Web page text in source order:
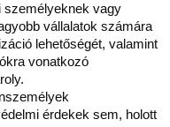
személyeknek vagy
vállalatok számára
lehetőségét, valamint
vonatkozó
érdekek sem, holott